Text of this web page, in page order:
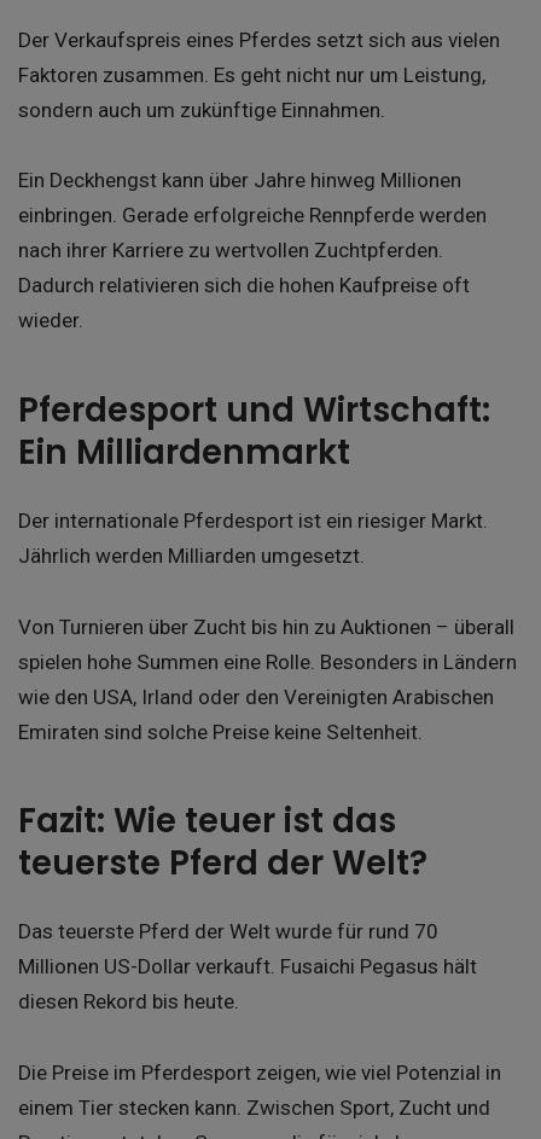
Der Verkaufspreis eines Pferdes setzt sich aus vielen
Faktoren zusammen. Es geht nicht nur um Leistung,
sondern auch um zukünftige Einnahmen.
Ein Deckhengst kann über Jahre hinweg Millionen
einbringen. Gerade erfolgreiche Rennpferde werden
nach ihrer Karriere zu wertvollen Zuchtpferden.
Dadurch relativieren sich die hohen Kaufpreise oft
wieder.
Pferdesport und Wirtschaft:
Ein Milliardenmarkt
Der internationale Pferdesport ist ein riesiger Markt.
Jährlich werden Milliarden umgesetzt.
Von Turnieren über Zucht bis hin zu Auktionen – überall
spielen hohe Summen eine Rolle. Besonders in Ländern
wie den USA, Irland oder den Vereinigten Arabischen
Emiraten sind solche Preise keine Seltenheit.
Fazit: Wie teuer ist das
teuerste Pferd der Welt?
Das teuerste Pferd der Welt wurde für rund 70
Millionen US-Dollar verkauft. Fusaichi Pegasus hält
diesen Rekord bis heute.
Die Preise im Pferdesport zeigen, wie viel Potenzial in
einem Tier stecken kann. Zwischen Sport, Zucht und